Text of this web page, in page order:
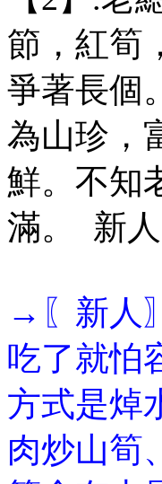
節，紅筍
爭著長個
為山珍，
鮮。不知
滿。 新人
→〖新人
吃了就怕
方式是焯
肉炒山筍